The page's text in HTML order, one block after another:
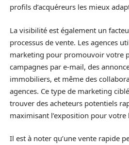
profils d’acquéreurs les mieux
La visibilité est également un
processus de vente. Les agences
marketing pour promouvoir votre
campagnes par e-mail, des
immobiliers, et même des
agences. Ce type de marketing
trouver des acheteurs potentiels
maximisant l’exposition pour votre
Il est à noter qu’une vente rapide